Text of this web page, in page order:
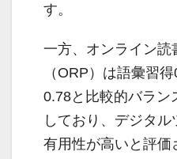
す。
一方、オンライン読
（ORP）は語彙習
0.78と比較的バラン
しており、デジタ
有用性が高いと評価